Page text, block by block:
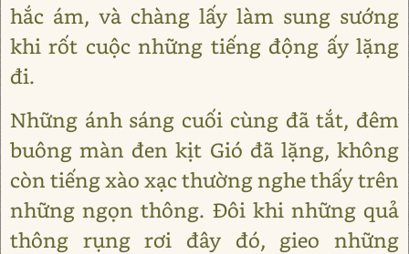
hắc ám, và chàng lấy làm sung sướng
khi rốt cuộc những tiếng động ấy lặng
đi.
Những ánh sáng cuối cùng đã tắt, đêm
buông màn đen kịt Gió đã lặng, không
còn tiếng xào xạc thường nghe thấy trên
những ngọn thông. Đôi khi những quả
thông rụng rơi đây đó, gieo những